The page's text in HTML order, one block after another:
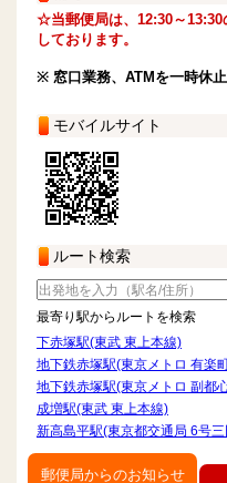
☆当郵便局は、12:30～13:30
しております。
※ 窓口業務、ATMを一時休止
モバイルサイト
ルート検索
最寄り駅からルートを検索
下赤塚駅(東武 東上本線)
地下鉄赤塚駅(東京メトロ 有楽
地下鉄赤塚駅(東京メトロ 副都
成増駅(東武 東上本線)
新高島平駅(東京都交通局 6号
郵便局からのお知らせ